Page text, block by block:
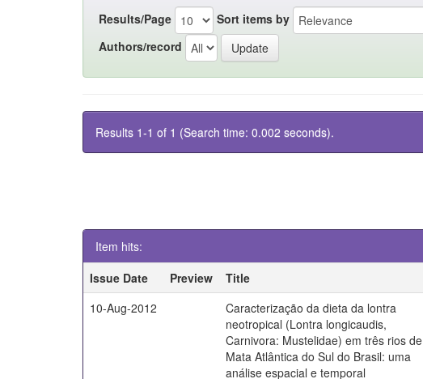
Results/Page Sort items by
Authors/record
Results 1-1 of 1 (Search time: 0.002 seconds).
Item hits:
Issue Date
Preview Title
10-Aug-2012
Caracterização da dieta da lontra
neotropical (Lontra longicaudis,
Carnivora: Mustelidae) em três rios de
Mata Atlântica do Sul do Brasil: uma
análise espacial e temporal